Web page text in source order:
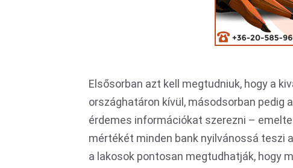
Elsősorban azt kell megtudniuk, hogy a
országhatáron kívül, másodsorban pedig
érdemes információkat szerezni –
mértékét minden bank nyilvánossá teszi
a lakosok pontosan megtudhatják, hogy